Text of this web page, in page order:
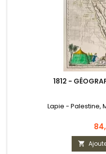
1812 -
Lapie - Palestine,
Prix
